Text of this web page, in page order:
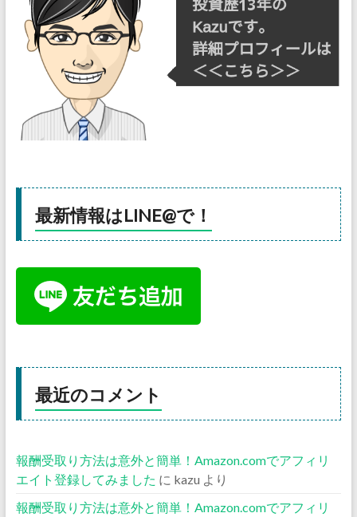
最新情報はLINE@で！
最近のコメント
報酬受取り方法は意外と簡単！Amazon.comでアフィリ
エイト登録してみました に kazu より
報酬受取り方法は意外と簡単！Amazon.comでアフィリ